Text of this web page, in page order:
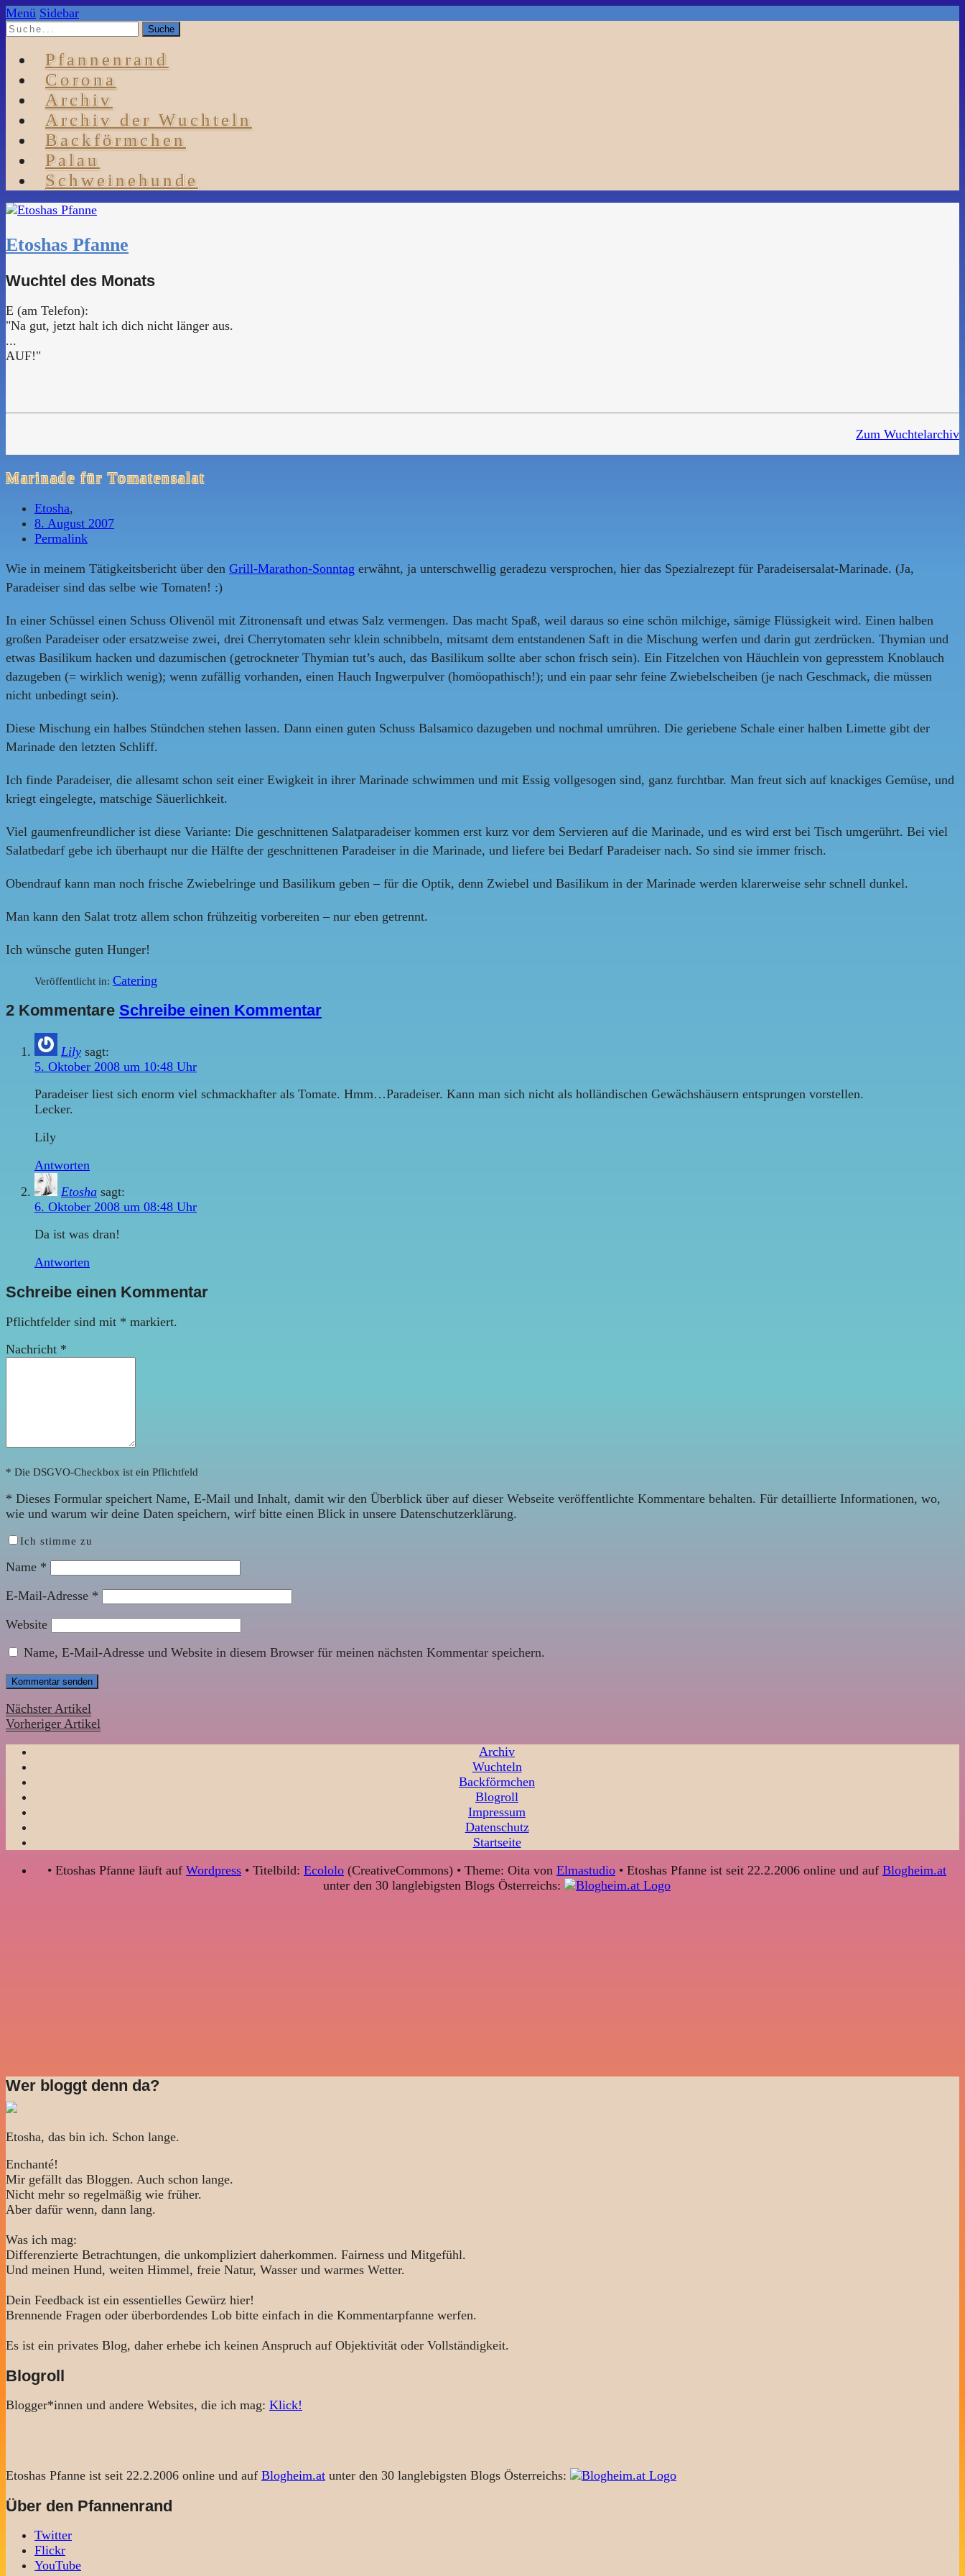
Menü Sidebar
Pfannenrand
Corona
Archiv
Archiv der Wuchteln
Backförmchen
Palau
Schweinehunde
Etoshas Pfanne
Wuchtel des Monats
E (am Telefon):
"Na gut, jetzt halt ich dich nicht länger aus.
...
AUF!"
Zum Wuchtelarchiv
Marinade für Tomatensalat
Etosha,
8. August 2007
Permalink
Wie in meinem Tätigkeitsbericht über den Grill-Marathon-Sonntag erwähnt, ja unterschwellig geradezu versprochen, hier das Spezialrezept für Paradeisersalat-Marinade. (Ja,
Paradeiser sind das selbe wie Tomaten! :)
In einer Schüssel einen Schuss Olivenöl mit Zitronensaft und etwas Salz vermengen. Das macht Spaß, weil daraus so eine schön milchige, sämige Flüssigkeit wird. Einen halben
großen Paradeiser oder ersatzweise zwei, drei Cherrytomaten sehr klein schnibbeln, mitsamt dem entstandenen Saft in die Mischung werfen und darin gut zerdrücken. Thymian und
etwas Basilikum hacken und dazumischen (getrockneter Thymian tut’s auch, das Basilikum sollte aber schon frisch sein). Ein Fitzelchen von Häuchlein von gepresstem Knoblauch
dazugeben (= wirklich wenig); wenn zufällig vorhanden, einen Hauch Ingwerpulver (homöopathisch!); und ein paar sehr feine Zwiebelscheiben (je nach Geschmack, die müssen
nicht unbedingt sein).
Diese Mischung ein halbes Stündchen stehen lassen. Dann einen guten Schuss Balsamico dazugeben und nochmal umrühren. Die geriebene Schale einer halben Limette gibt der
Marinade den letzten Schliff.
Ich finde Paradeiser, die allesamt schon seit einer Ewigkeit in ihrer Marinade schwimmen und mit Essig vollgesogen sind, ganz furchtbar. Man freut sich auf knackiges Gemüse, und
kriegt eingelegte, matschige Säuerlichkeit.
Viel gaumenfreundlicher ist diese Variante: Die geschnittenen Salatparadeiser kommen erst kurz vor dem Servieren auf die Marinade, und es wird erst bei Tisch umgerührt. Bei viel
Salatbedarf gebe ich überhaupt nur die Hälfte der geschnittenen Paradeiser in die Marinade, und liefere bei Bedarf Paradeiser nach. So sind sie immer frisch.
Obendrauf kann man noch frische Zwiebelringe und Basilikum geben – für die Optik, denn Zwiebel und Basilikum in der Marinade werden klarerweise sehr schnell dunkel.
Man kann den Salat trotz allem schon frühzeitig vorbereiten – nur eben getrennt.
Ich wünsche guten Hunger!
Veröffentlicht in: Catering
2 Kommentare Schreibe einen Kommentar
Lily sagt:
5. Oktober 2008 um 10:48 Uhr
Paradeiser liest sich enorm viel schmackhafter als Tomate. Hmm…Paradeiser. Kann man sich nicht als holländischen Gewächshäusern entsprungen vorstellen.
Lecker.
Lily
Antworten
Etosha sagt:
6. Oktober 2008 um 08:48 Uhr
Da ist was dran!
Antworten
Schreibe einen Kommentar
Pflichtfelder sind mit * markiert.
Nachricht *
* Die DSGVO-Checkbox ist ein Pflichtfeld
* Dieses Formular speichert Name, E-Mail und Inhalt, damit wir den Überblick über auf dieser Webseite veröffentlichte Kommentare behalten. Für detaillierte Informationen, wo,
wie und warum wir deine Daten speichern, wirf bitte einen Blick in unsere Datenschutzerklärung.
Ich stimme zu
Name *
E-Mail-Adresse *
Website
Name, E-Mail-Adresse und Website in diesem Browser für meinen nächsten Kommentar speichern.
Nächster Artikel
Vorheriger Artikel
Archiv
Wuchteln
Backförmchen
Blogroll
Impressum
Datenschutz
Startseite
• Etoshas Pfanne läuft auf Wordpress • Titelbild: Ecololo (CreativeCommons) • Theme: Oita von Elmastudio • Etoshas Pfanne ist seit 22.2.2006 online und auf Blogheim.at
unter den 30 langlebigsten Blogs Österreichs:
Wer bloggt denn da?
Etosha, das bin ich. Schon lange.
Enchanté!
Mir gefällt das Bloggen. Auch schon lange.
Nicht mehr so regelmäßig wie früher.
Aber dafür wenn, dann lang.
Was ich mag:
Differenzierte Betrachtungen, die unkompliziert daherkommen. Fairness und Mitgefühl.
Und meinen Hund, weiten Himmel, freie Natur, Wasser und warmes Wetter.
Dein Feedback ist ein essentielles Gewürz hier!
Brennende Fragen oder überbordendes Lob bitte einfach in die Kommentarpfanne werfen.
Es ist ein privates Blog, daher erhebe ich keinen Anspruch auf Objektivität oder Vollständigkeit.
Blogroll
Blogger*innen und andere Websites, die ich mag: Klick!
Etoshas Pfanne ist seit 22.2.2006 online und auf Blogheim.at unter den 30 langlebigsten Blogs Österreichs:
Über den Pfannenrand
Twitter
Flickr
YouTube